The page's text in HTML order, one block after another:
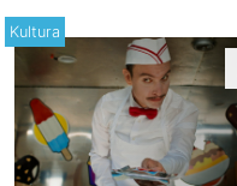
Kultura